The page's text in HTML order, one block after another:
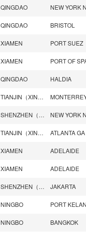
QINGDAO NEW YORK
QINGDAO BRISTOL
XIAMEN PORT SUEZ
XIAMEN PORT OF
QINGDAO HALDIA
TIANJIN（XINGANG）
SHENZHEN（CHIWAN） NEW YORK
TIANJIN（XINGANG） ATLANTA GA
XIAMEN ADELAIDE
XIAMEN ADELAIDE
SHENZHEN（CHIWAN） JAKARTA
NINGBO PORT
NINGBO BANGKOK